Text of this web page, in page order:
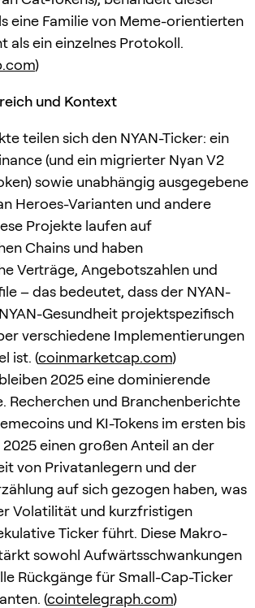
eine Familie von Meme-orientierten
als ein einzelnes Protokoll.
)
und Kontext
teilen sich den NYAN-Ticker: ein
(und ein migrierter Nyan V2
sowie unabhängig ausgegebene
Heroes-Varianten und andere
Projekte laufen auf
Chains und haben
Verträge, Angebotszahlen und
– das bedeutet, dass der NYAN-
Gesundheit projektspezifisch
verschiedene Implementierungen
ist. (coinmarketcap.com)
2025 eine dominierende
Recherchen und Branchenberichte
und KI-Tokens im ersten bis
einen großen Anteil an der
von Privatanlegern und der
auf sich gezogen haben, was
Volatilität und kurzfristigen
Ticker führt. Diese Makro-
sowohl Aufwärtsschwankungen
Rückgänge für Small-Cap-Ticker
(cointelegraph.com)